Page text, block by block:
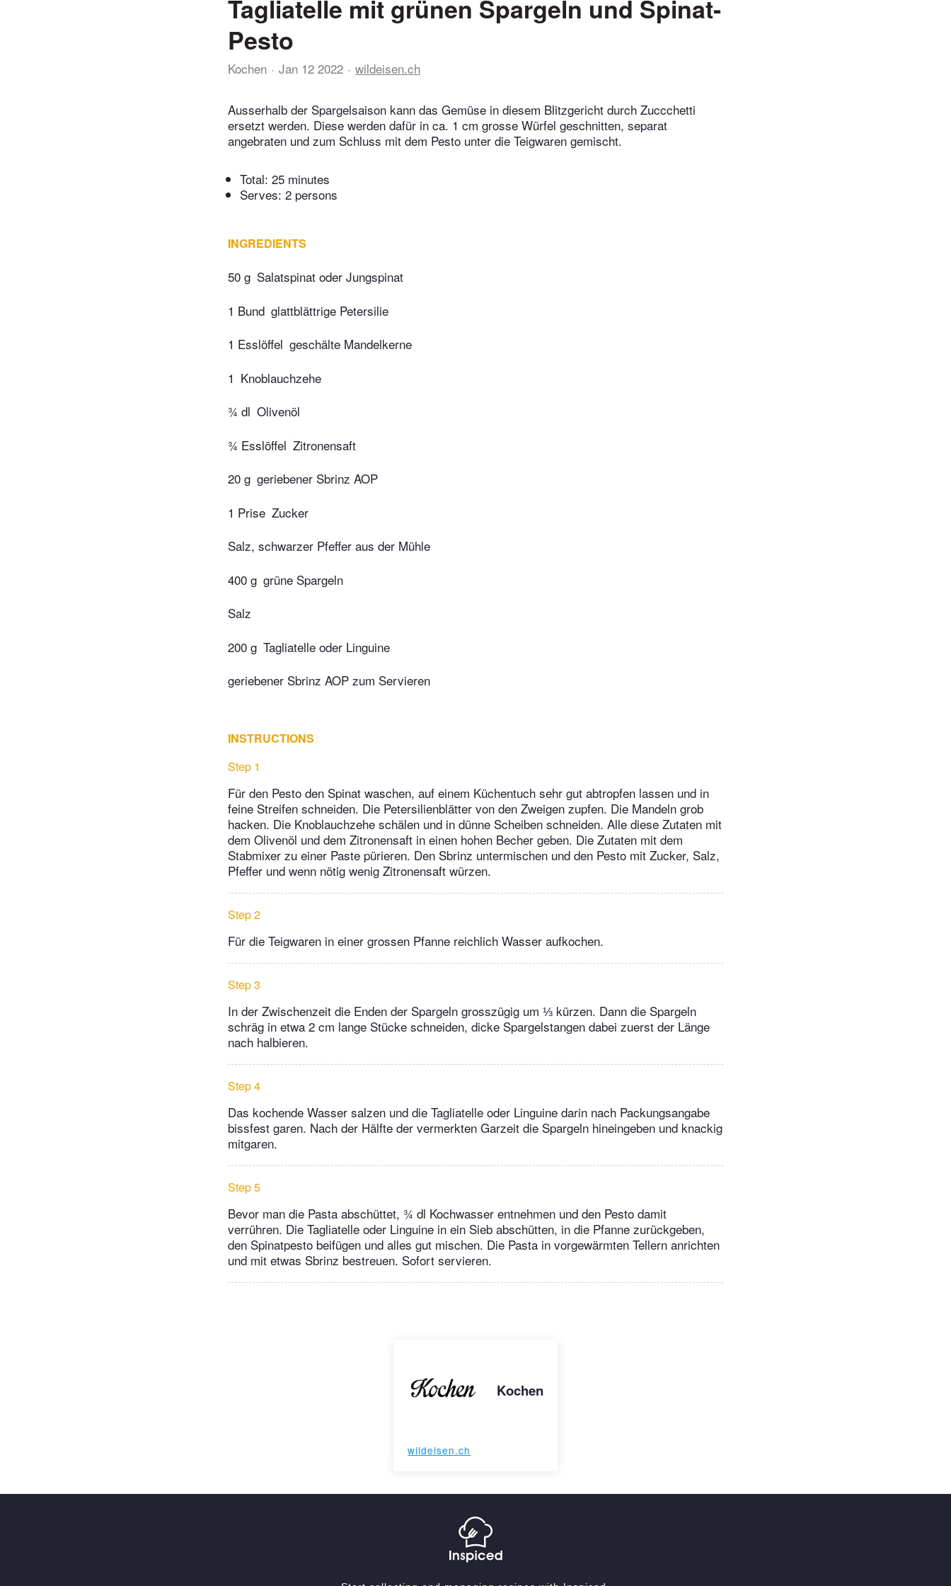
Tagliatelle mit grünen Spargeln und Spinat-
Pesto
Kochen Jan 12 2022 wildeisen.ch
Ausserhalb der Spargelsaison kann das Gemüse in diesem Blitzgericht durch Zuccchetti
ersetzt werden. Diese werden dafür in ca. 1 cm grosse Würfel geschnitten, separat
angebraten und zum Schluss mit dem Pesto unter die Teigwaren gemischt.
Total: 25 minutes
Serves: 2 persons
INGREDIENTS
50 g Salatspinat oder Jungspinat
1 Bund glattblättrige Petersilie
1 Esslöffel geschälte Mandelkerne
1 Knoblauchzehe
¾ dl Olivenöl
¾ Esslöffel Zitronensaft
20 g geriebener Sbrinz AOP
1 Prise Zucker
Salz, schwarzer Pfeffer aus der Mühle
400 g grüne Spargeln
Salz
200 g Tagliatelle oder Linguine
geriebener Sbrinz AOP zum Servieren
INSTRUCTIONS
Step 1
Für den Pesto den Spinat waschen, auf einem Küchentuch sehr gut abtropfen lassen und in
feine Streifen schneiden. Die Petersilienblätter von den Zweigen zupfen. Die Mandeln grob
hacken. Die Knoblauchzehe schälen und in dünne Scheiben schneiden. Alle diese Zutaten mit
dem Olivenöl und dem Zitronensaft in einen hohen Becher geben. Die Zutaten mit dem
Stabmixer zu einer Paste pürieren. Den Sbrinz untermischen und den Pesto mit Zucker, Salz,
Pfeffer und wenn nötig wenig Zitronensaft würzen.
Step 2
Für die Teigwaren in einer grossen Pfanne reichlich Wasser aufkochen.
Step 3
In der Zwischenzeit die Enden der Spargeln grosszügig um ⅓ kürzen. Dann die Spargeln
schräg in etwa 2 cm lange Stücke schneiden, dicke Spargelstangen dabei zuerst der Länge
nach halbieren.
Step 4
Das kochende Wasser salzen und die Tagliatelle oder Linguine darin nach Packungsangabe
bissfest garen. Nach der Hälfte der vermerkten Garzeit die Spargeln hineingeben und knackig
mitgaren.
Step 5
Bevor man die Pasta abschüttet, ¾ dl Kochwasser entnehmen und den Pesto damit
verrühren. Die Tagliatelle oder Linguine in ein Sieb abschütten, in die Pfanne zurückgeben,
den Spinatpesto beifügen und alles gut mischen. Die Pasta in vorgewärmten Tellern anrichten
und mit etwas Sbrinz bestreuen. Sofort servieren.
Kochen
wildeisen.ch